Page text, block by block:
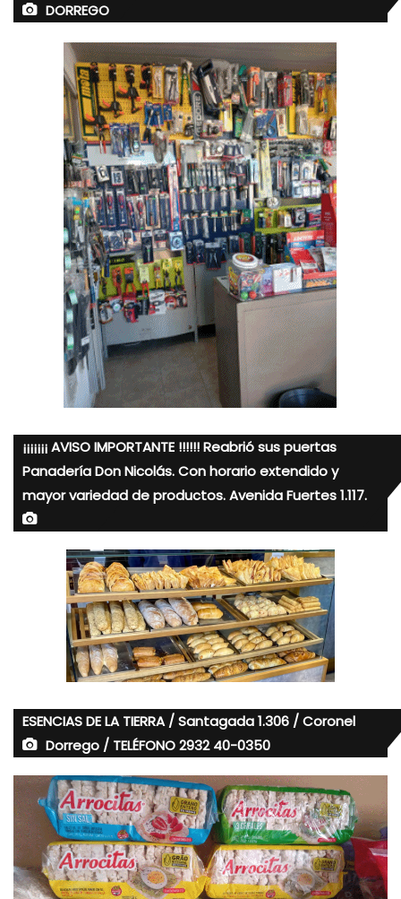
DORREGO
¡¡¡¡¡¡¡ AVISO IMPORTANTE !!!!!! Reabrió sus puertas
Panadería Don Nicolás. Con horario extendido y
mayor variedad de productos. Avenida Fuertes 1.117.
ESENCIAS DE LA TIERRA / Santagada 1.306 / Coronel
Dorrego / TELÉFONO 2932 40-0350